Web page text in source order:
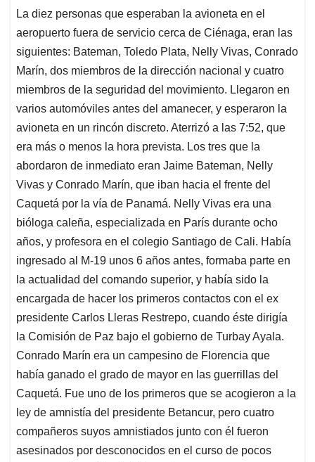
La diez personas que esperaban la avioneta en el
aeropuerto fuera de servicio cerca de Ciénaga, eran las
siguientes: Bateman, Toledo Plata, Nelly Vivas, Conrado
Marín, dos miembros de la dirección nacional y cuatro
miembros de la seguridad del movimiento. Llegaron en
varios automóviles antes del amanecer, y esperaron la
avioneta en un rincón discreto. Aterrizó a las 7:52, que
era más o menos la hora prevista. Los tres que la
abordaron de inmediato eran Jaime Bateman, Nelly
Vivas y Conrado Marín, que iban hacia el frente del
Caquetá por la vía de Panamá. Nelly Vivas era una
bióloga caleña, especializada en París durante ocho
años, y profesora en el colegio Santiago de Cali. Había
ingresado al M-19 unos 6 años antes, formaba parte en
la actualidad del comando superior, y había sido la
encargada de hacer los primeros contactos con el ex
presidente Carlos Lleras Restrepo, cuando éste dirigía
la Comisión de Paz bajo el gobierno de Turbay Ayala.
Conrado Marín era un campesino de Florencia que
había ganado el grado de mayor en las guerrillas del
Caquetá. Fue uno de los primeros que se acogieron a la
ley de amnistía del presidente Betancur, pero cuatro
compañeros suyos amnistiados junto con él fueron
asesinados por desconocidos en el curso de pocos